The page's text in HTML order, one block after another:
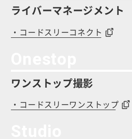
ライバーマネージメント
・コードスリーコネクト
ワンストップ撮影
・コードスリーワンストップ